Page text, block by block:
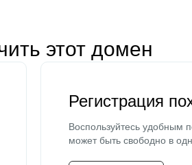
этот домен
Регистрация
Воспользуйтесь
может быть свободно в